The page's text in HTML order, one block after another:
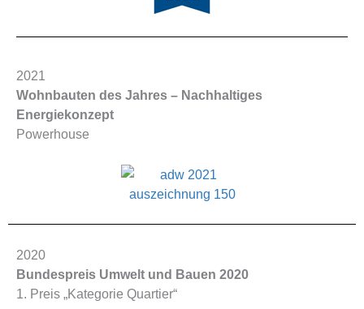
2021
Wohnbauten des Jahres – Nachhaltiges
Energiekonzept
Powerhouse
2020
Bundespreis Umwelt und Bauen 2020
1. Preis „Kategorie Quartier“